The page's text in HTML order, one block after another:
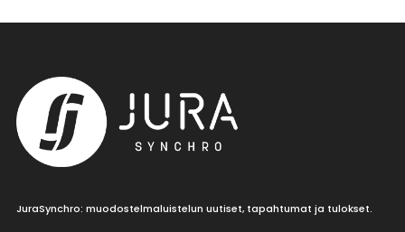
JuraSynchro: muodostelmaluistelun uutiset, tapahtumat ja tulokset.